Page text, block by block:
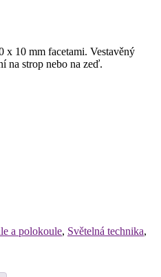
x 10 mm facetami. Vestavěný
na strop nebo na zeď.
a polokoule, Světelná technika,